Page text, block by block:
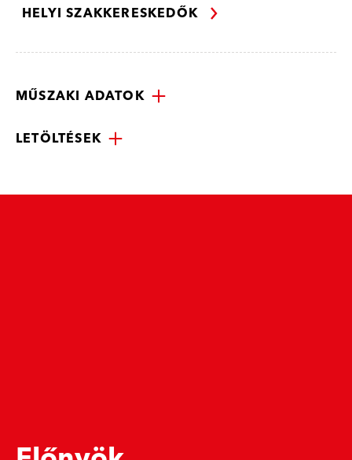
HELYI SZAKKERESKEDŐK
MŰSZAKI ADATOK
LETÖLTÉSEK